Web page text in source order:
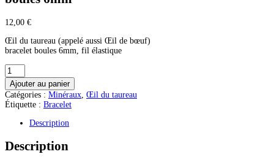
12,00 €
Œil du taureau (appelé aussi Œil de bœuf)
bracelet boules 6mm, fil élastique
quantité
de
Œil
du
taureau
boules
Ajouter au panier
Catégories : Minéraux Œil du taureau
Étiquette : Bracelet
Description
Description